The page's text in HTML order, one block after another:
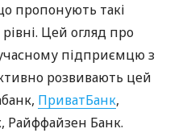
пропонують такі
Цей огляд про
підприємцю з
розвивають цей
ПриватБанк,
Райффайзен Банк.